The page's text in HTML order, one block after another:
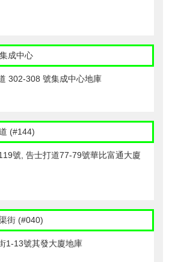
成中心
302-308 號集成中心地庫
(#144)
號, 告士打道77-79號華比富通大廈
街 (#040)
1-13號其發大廈地庫